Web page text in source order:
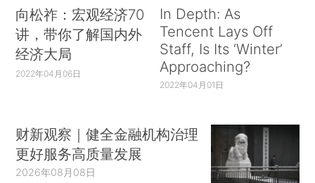
向松祚：宏观经济70
讲，带你了解国内外
经济大局
2022年04月06日
In Depth: As
Tencent Lays Off
Staff, Is Its ‘Winter’
Approaching?
2022年04月01日
财新观察｜健全金融机构治理
更好服务高质量发展
2026年08月08日